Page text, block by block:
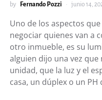
by Fernando Pozzi junio 14,
Uno de los aspectos
negociar quienes van a
otro inmueble, es su
alguien dijo una vez
unidad, que la luz y el
casa, un dúplex o un